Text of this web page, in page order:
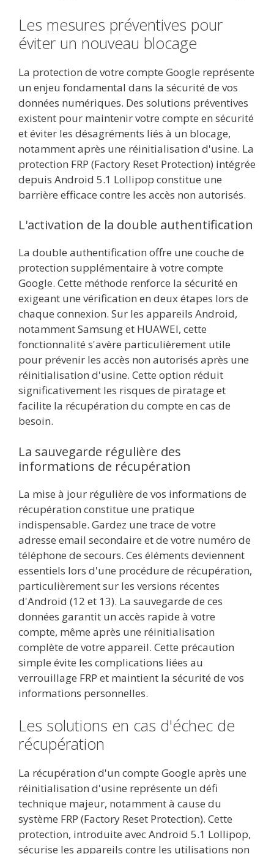
Les mesures préventives pour
éviter un nouveau blocage
La protection de votre compte Google représente
un enjeu fondamental dans la sécurité de vos
données numériques. Des solutions préventives
existent pour maintenir votre compte en sécurité
et éviter les désagréments liés à un blocage,
notamment après une réinitialisation d'usine. La
protection FRP (Factory Reset Protection) intégrée
depuis Android 5.1 Lollipop constitue une
barrière efficace contre les accès non autorisés.
L'activation de la double authentification
La double authentification offre une couche de
protection supplémentaire à votre compte
Google. Cette méthode renforce la sécurité en
exigeant une vérification en deux étapes lors de
chaque connexion. Sur les appareils Android,
notamment Samsung et HUAWEI, cette
fonctionnalité s'avère particulièrement utile
pour prévenir les accès non autorisés après une
réinitialisation d'usine. Cette option réduit
significativement les risques de piratage et
facilite la récupération du compte en cas de
besoin.
La sauvegarde régulière des
informations de récupération
La mise à jour régulière de vos informations de
récupération constitue une pratique
indispensable. Gardez une trace de votre
adresse email secondaire et de votre numéro de
téléphone de secours. Ces éléments deviennent
essentiels lors d'une procédure de récupération,
particulièrement sur les versions récentes
d'Android (12 et 13). La sauvegarde de ces
données garantit un accès rapide à votre
compte, même après une réinitialisation
complète de votre appareil. Cette précaution
simple évite les complications liées au
verrouillage FRP et maintient la sécurité de vos
informations personnelles.
Les solutions en cas d'échec de
récupération
La récupération d'un compte Google après une
réinitialisation d'usine représente un défi
technique majeur, notamment à cause du
système FRP (Factory Reset Protection). Cette
protection, introduite avec Android 5.1 Lollipop,
sécurise les appareils contre les utilisations non